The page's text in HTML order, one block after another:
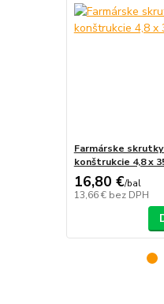
Farmárske
konštrukcie 4,8 x
16,80 €/bal
13,66 € bez DPH